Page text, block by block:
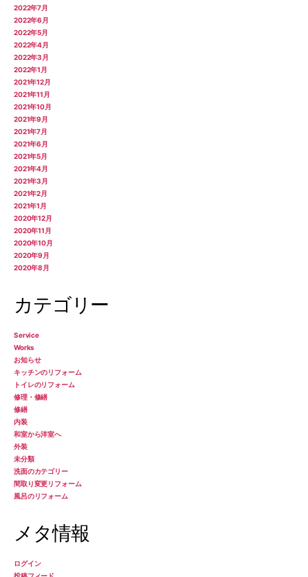
2022年7月
2022年6月
2022年5月
2022年4月
2022年3月
2022年1月
2021年12月
2021年11月
2021年10月
2021年9月
2021年7月
2021年6月
2021年5月
2021年4月
2021年3月
2021年2月
2021年1月
2020年12月
2020年11月
2020年10月
2020年9月
2020年8月
カテゴリー
Service
Works
お知らせ
キッチンのリフォーム
トイレのリフォーム
修理・修繕
修繕
内装
和室から洋室へ
外装
未分類
洗面のカテゴリー
間取り変更リフォーム
風呂のリフォーム
メタ情報
ログイン